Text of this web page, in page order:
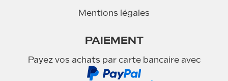
Mentions légales
PAIEMENT
Payez vos achats par carte bancaire avec